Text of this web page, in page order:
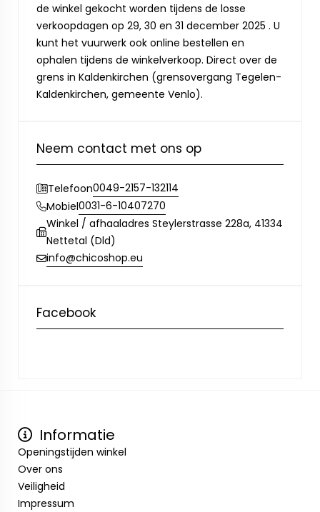
de winkel gekocht worden tijdens de losse
verkoopdagen op 29, 30 en 31 december 2025 . U
kunt het vuurwerk ook online bestellen en
ophalen tijdens de winkelverkoop. Direct over de
grens in Kaldenkirchen (grensovergang Tegelen-
Kaldenkirchen, gemeente Venlo).
Neem contact met ons op
Telefoon0049-2157-132114
Mobiel0031-6-10407270
Winkel / afhaaladres Steylerstrasse 228a, 41334
Nettetal (Dld)
info@chicoshop.eu
Facebook
Informatie
Openingstijden winkel
Over ons
Veiligheid
Impressum